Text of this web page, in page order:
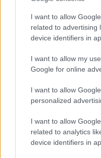
I want to allow
related to advertising
device identifiers in
I want to allow my
Google for online
I want to allow
personalized
I want to allow
related to analytics
device identifiers in
Investimenti immobiliari in
Francesca Spadaro · 7 Ago 2026